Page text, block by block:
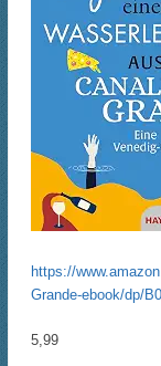
https://
Grande-ebook/dp/
5,99